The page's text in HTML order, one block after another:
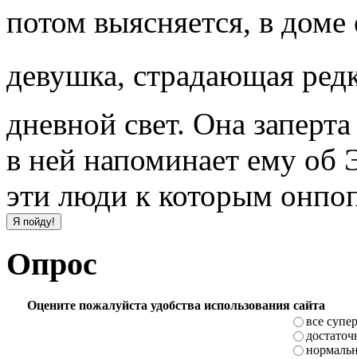
потом выясняется, в
девушка, страдающая
дневной свет. Она
в ней напоминает ему об
эти люди к которым
Опрос
Оцените пожалуйста удобства использования сайта
все супер